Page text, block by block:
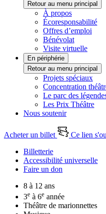
Retour au menu principal
À propos
Écoresponsabilité
Offres d’emploi
Bénévolat
Visite virtuelle
En périphérie
Retour au menu principal
Projets spéciaux
Concentration
Le parc des
Les Prix Théâtre
Nous soutenir
Acheter un billet
Ce lien
Billetterie
Accessibilité universelle
Faire un don
8 à 12 ans
3e à 6e année
Théâtre de marionnettes